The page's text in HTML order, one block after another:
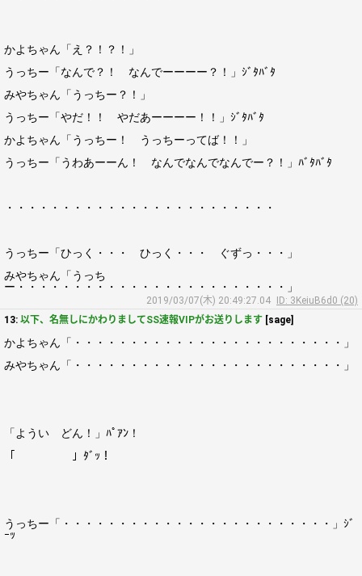
かよちゃん「え？！？！」
うっちー「なんで？！ なんでーーーー？！」ｼﾞﾀﾊﾞﾀ
みやちゃん「うっちー？！」
うっちー「やだ！！ やだあーーーー！！」ｼﾞﾀﾊﾞﾀ
かよちゃん「うっちー！ うっちーってば！！」
うっちー「うわあーーん！ なんでなんでなんでー？！」ﾊﾞﾀﾊﾞﾀ
・・・・・・・・・・・・・・・・・・・・・・・・
うっちー「ひっく・・・ ひっく・・・ ぐずっ・・・」
みやちゃん「うっち
ー・・・・・・・・・・・・・・・・・・・・・・・・」
2019/03/07(木) 20:49:27.04
ID: 3KeiuB6d0 (20)
13: 以下、名無しにかわりましてSS速報VIPがお送りします [sage]
かよちゃん「・・・・・・・・・・・・・・・・・・・・・・・・」
みやちゃん「・・・・・・・・・・・・・・・・・・・・・・・・」
「ようい どん！」ﾊﾟｱﾝ！
「 」ﾀﾞｯ！
うっちー「・・・・・・・・・・・・・・・・・・・・・・・・」ｼﾞ
ｰｯ